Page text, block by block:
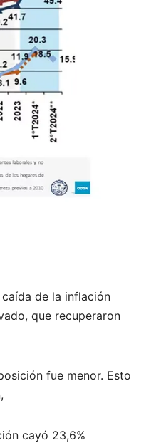
de la inflación
que recuperaron
fue menor. Esto
cayó 23,6%